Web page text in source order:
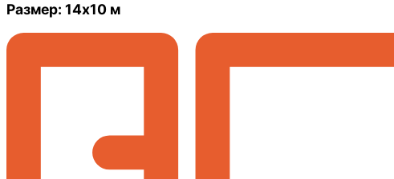
Размер: 14х10 м